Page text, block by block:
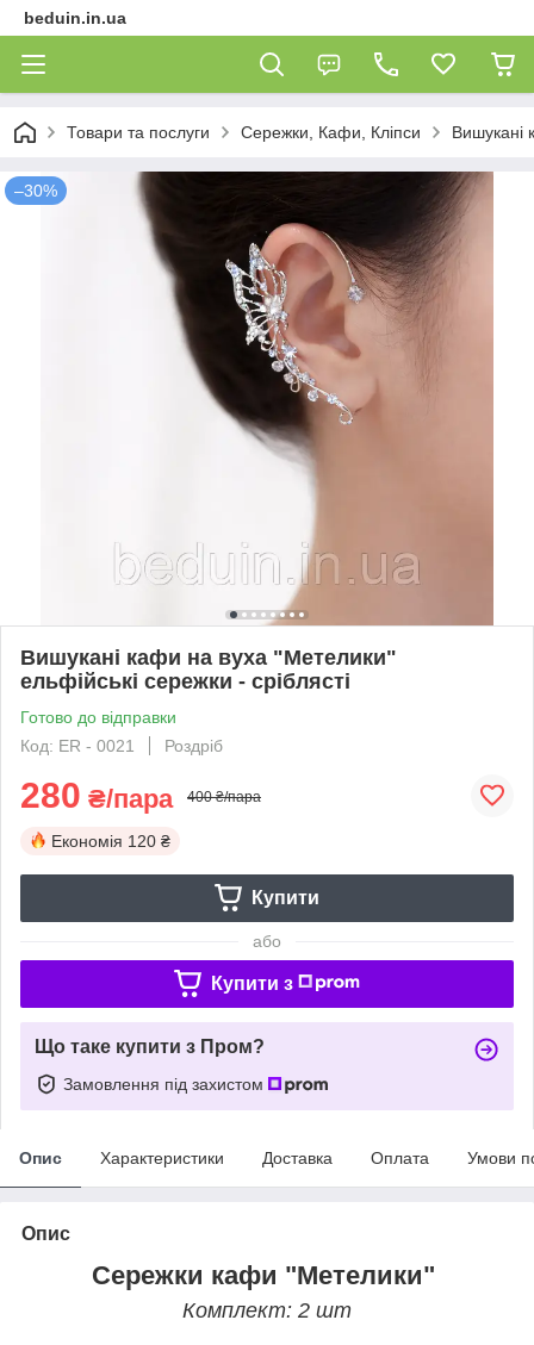
beduin.in.ua
Товари та послуги Сережки, Кафи, Кліпси Вишукані
–30%
Вишукані кафи на вуха "Метелики"
ельфійські сережки - сріблясті
Готово до відправки
Код: ER - 0021
Роздріб
280 ₴/пара 400 ₴/пара
Економія 120 ₴
Купити
або
Купити з
Що таке купити з Пром?
Замовлення під захистом
Опис Характеристики Доставка Оплата Умови
Опис
Сережки кафи "Метелики"
Комплект: 2 шт